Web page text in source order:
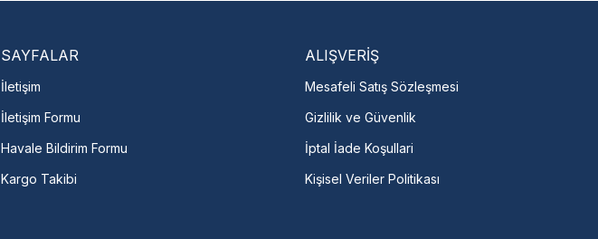
SAYFALAR
İletişim
İletişim Formu
Havale Bildirim Formu
Kargo Takibi
ALIŞVERİŞ
Mesafeli Satış Sözleşmesi
Gizlilik ve Güvenlik
İptal İade Koşullari
Kişisel Veriler Politikası